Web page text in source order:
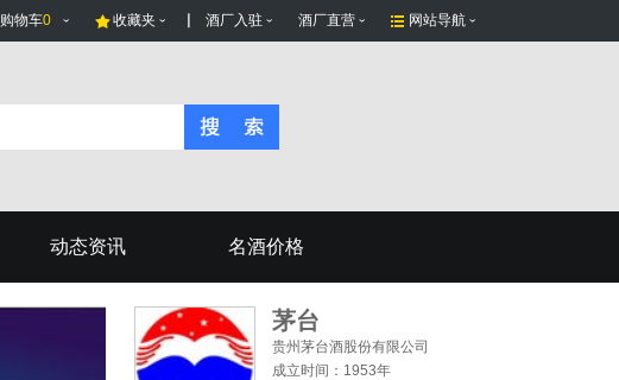
购物车0 收藏夹 酒厂入驻 酒厂直营 网站导航
动态资讯 名酒价格
茅台
贵州茅台酒股份有限公司
成立时间：1953年